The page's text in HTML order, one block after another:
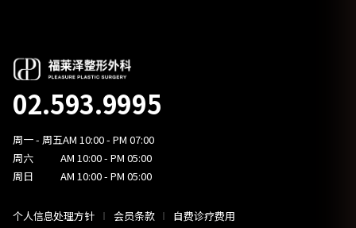
02.593.9995
周一 - 周五AM 10:00 - PM 07:00
周六
AM 10:00 - PM 05:00
周日
AM 10:00 - PM 05:00
个人信息处理方针 会员条款 自费诊疗费用